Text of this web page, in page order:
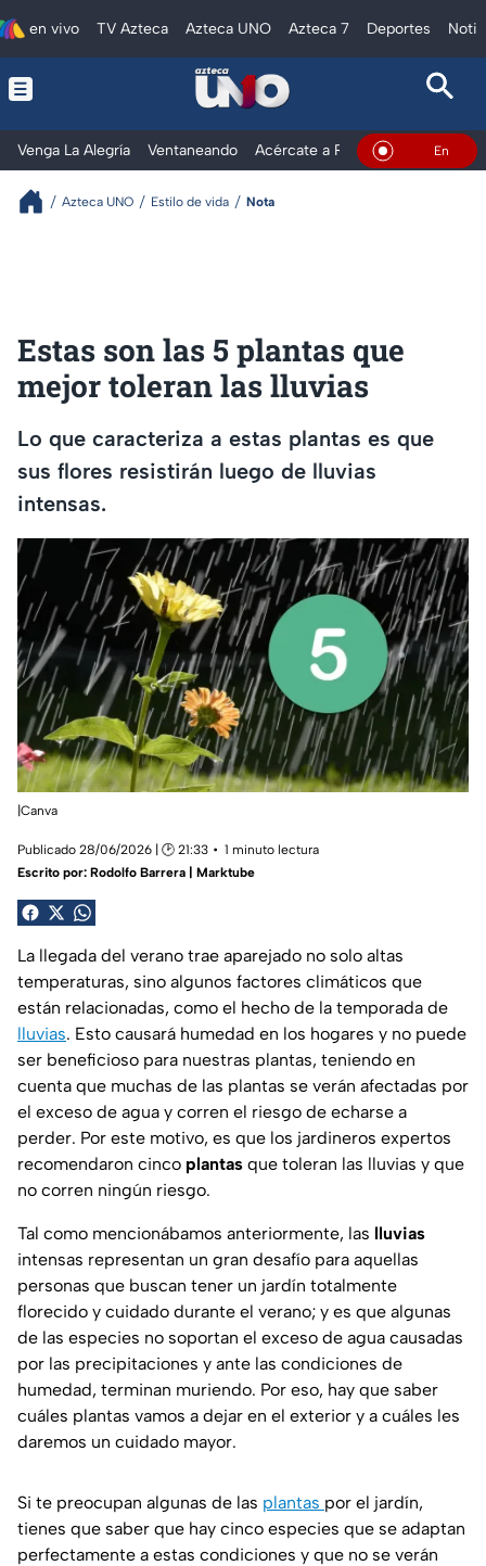
en vivo TV Azteca Azteca UNO Azteca 7 Deportes
Venga La Alegría Ventaneando Acércate a Rocío Al Extremo
En Vivo
Azteca UNO Estilo de vida Nota
Estas son las 5 plantas que
mejor toleran las lluvias
Lo que caracteriza a estas plantas es que
sus flores resistirán luego de lluvias
intensas.
|Canva
Publicado 28/06/2026 | 🕑 21:33
1 minuto lectura
Escrito por: Rodolfo Barrera | Marktube
La llegada del verano trae aparejado no solo altas
temperaturas, sino algunos factores climáticos que
están relacionadas, como el hecho de la temporada de
lluvias. Esto causará humedad en los hogares y no puede
ser beneficioso para nuestras plantas, teniendo en
cuenta que muchas de las plantas se verán afectadas por
el exceso de agua y corren el riesgo de echarse a
perder. Por este motivo, es que los jardineros expertos
recomendaron cinco plantas que toleran las lluvias y que
no corren ningún riesgo.
Tal como mencionábamos anteriormente, las lluvias
intensas representan un gran desafío para aquellas
personas que buscan tener un jardín totalmente
florecido y cuidado durante el verano; y es que algunas
de las especies no soportan el exceso de agua causadas
por las precipitaciones y ante las condiciones de
humedad, terminan muriendo. Por eso, hay que saber
cuáles plantas vamos a dejar en el exterior y a cuáles les
daremos un cuidado mayor.
Si te preocupan algunas de las plantas por el jardín,
tienes que saber que hay cinco especies que se adaptan
perfectamente a estas condiciones y que no se verán